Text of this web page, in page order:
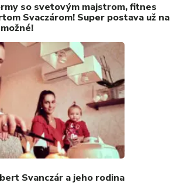
so svetovým majstrom, fitnes
Svaczárom! Super postava už na
Svanczár a jeho rodina